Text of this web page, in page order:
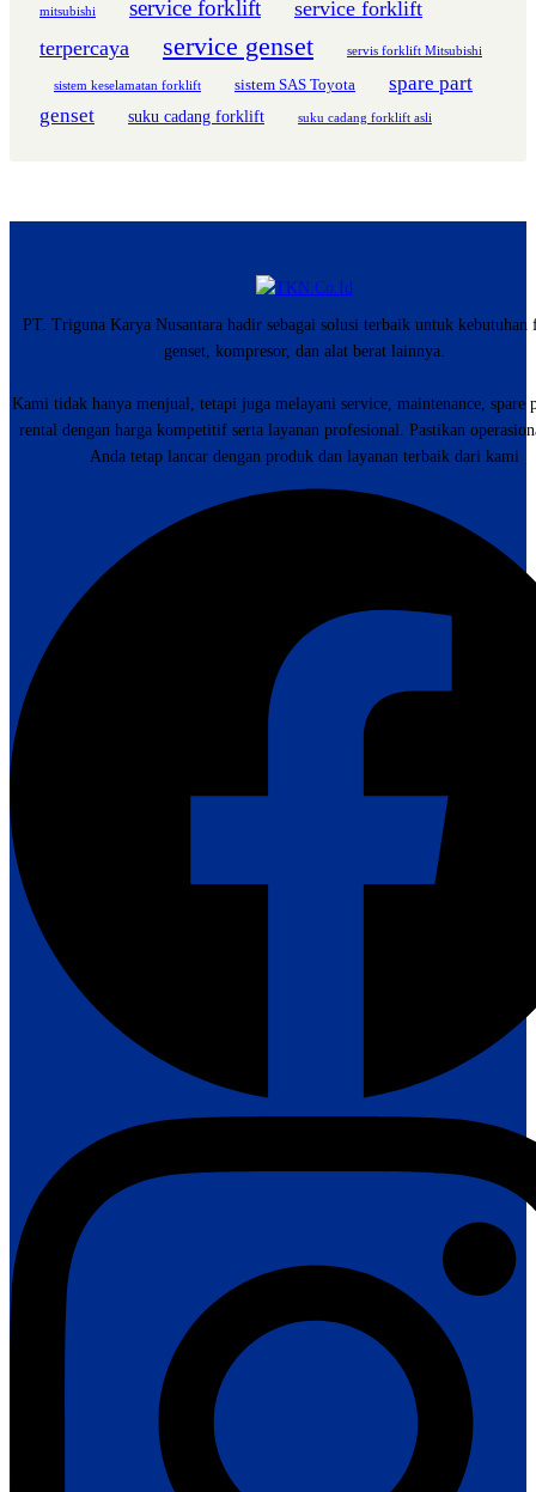
mitsubishi service forklift
service forklift
terpercaya
service genset servis forklift Mitsubishi
sistem keselamatan forklift sistem SAS Toyota
spare part
genset
suku cadang forklift suku cadang forklift asli
PT. Triguna Karya Nusantara hadir sebagai solusi terbaik untuk
genset, kompresor, dan alat berat lainnya.
Kami tidak hanya menjual, tetapi juga melayani service, maintenance, spare
rental dengan harga kompetitif serta layanan profesional. Pastikan
Anda tetap lancar dengan produk dan layanan terbaik dari kami